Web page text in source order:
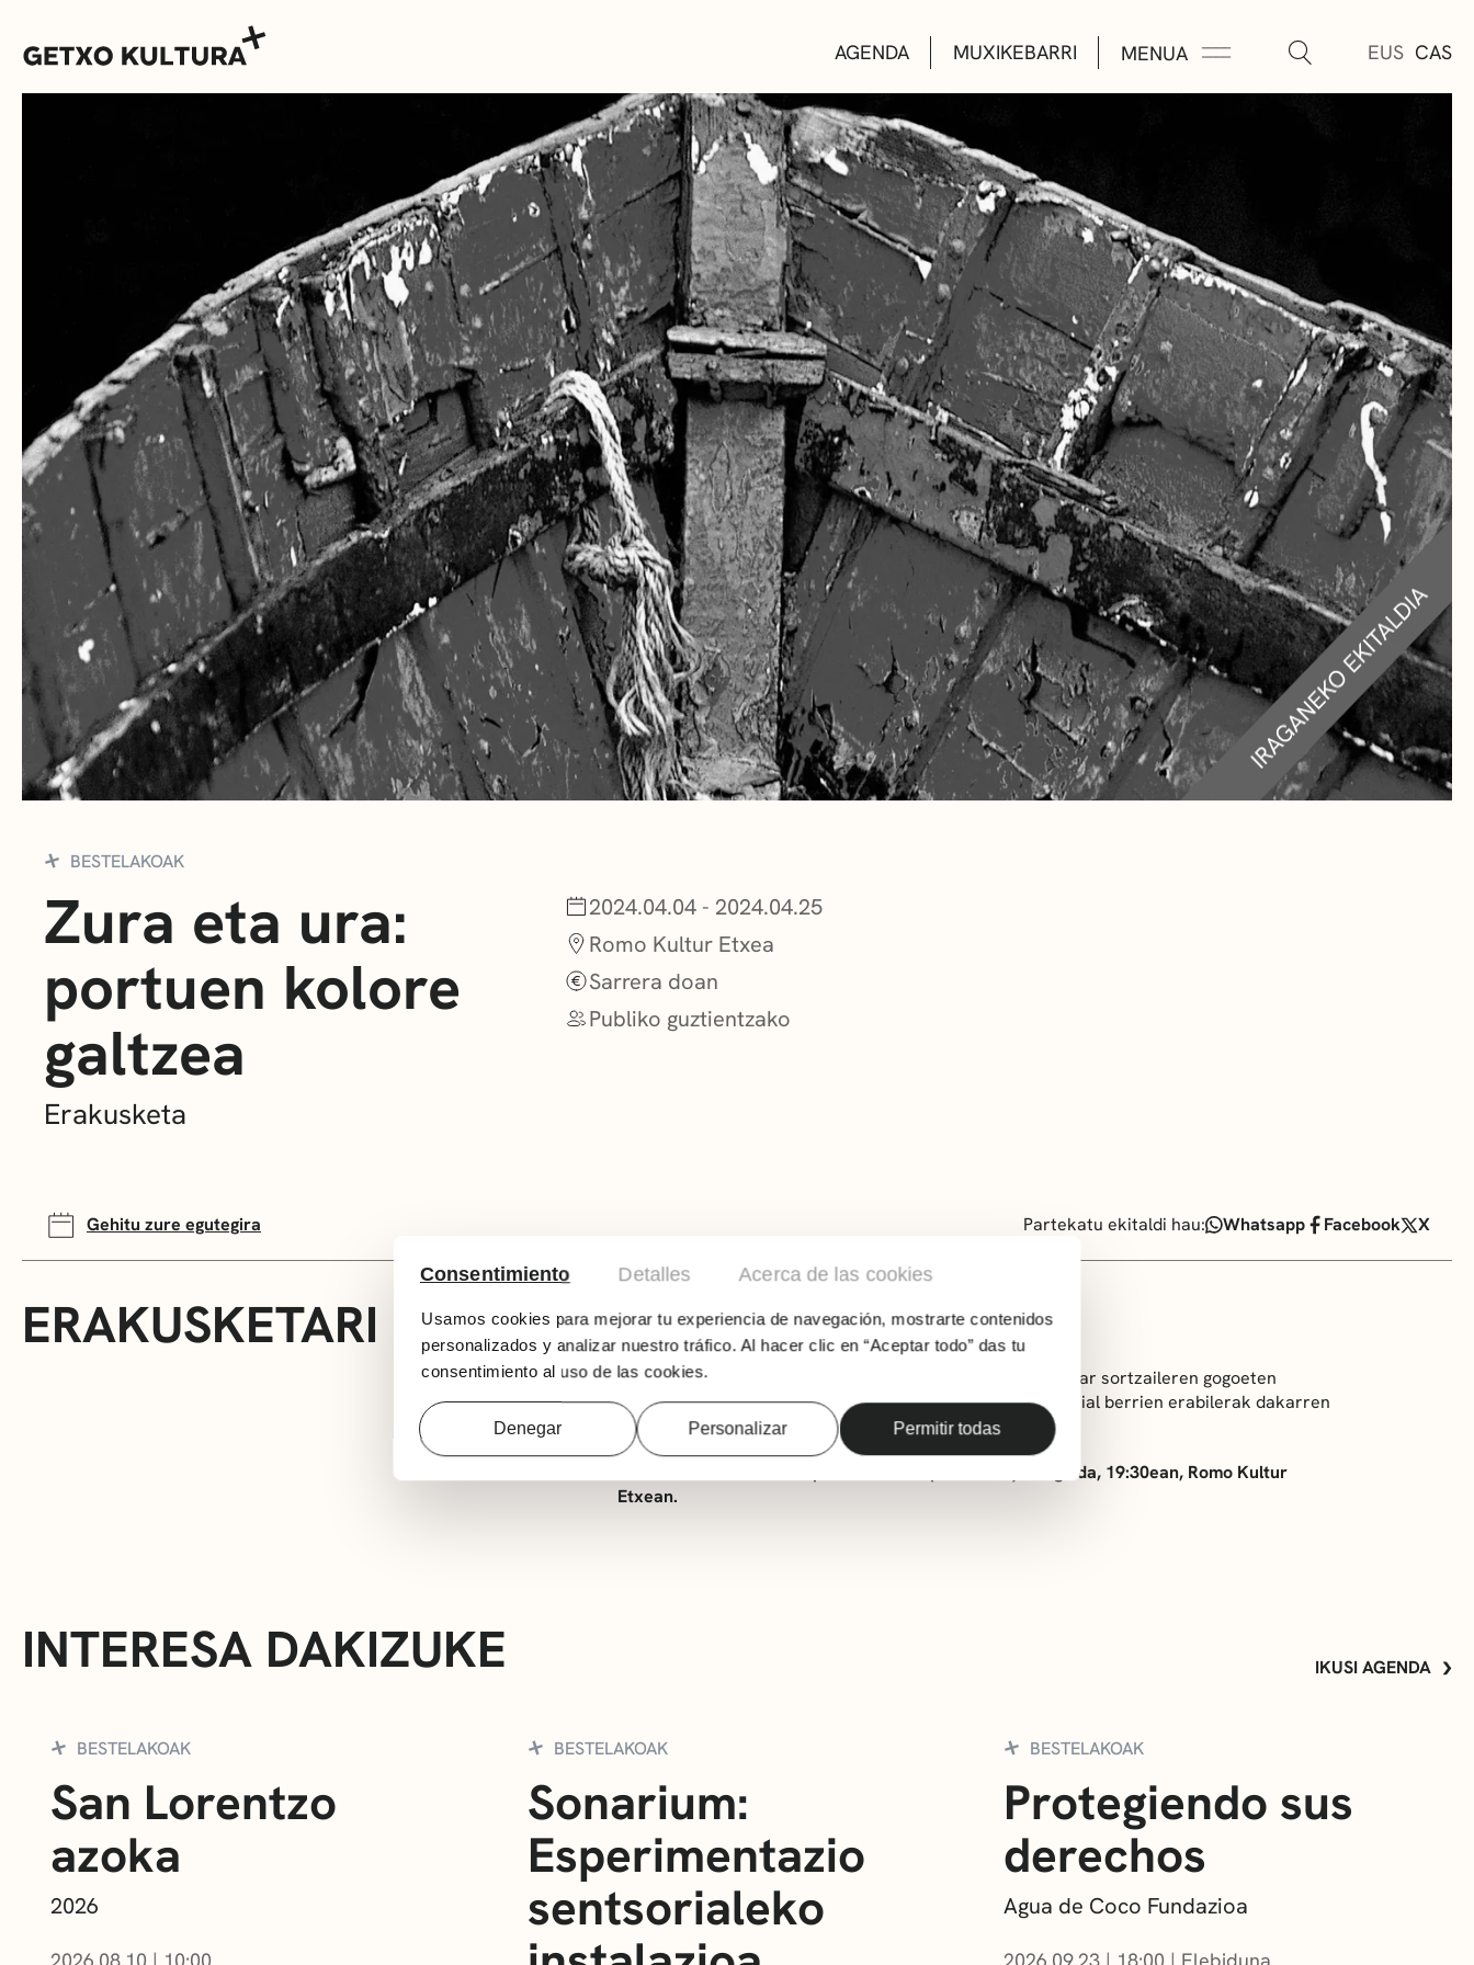
Consentimiento Detalles Acerca de las cookies
Usamos cookies para mejorar tu experiencia de navegación, mostrarte contenidos
personalizados y analizar nuestro tráfico. Al hacer clic en “Aceptar todo” das tu
consentimiento al uso de las cookies.
Denegar Personalizar Permitir todas
AGENDA MUXIKEBARRI MENUA EUS CAS
AGENDA
MUXIKEBARRI
KONTAKTUA
SARRERAK
KULTUR ETXEAK
LIBURUTEGIAK
MUSIKA ESKOLA
DEIALDIAK
BERRIAK
GETXO KULTURA
KULTUR ELKARTEAK
BESTELAKOAK
Zura eta ura:
portuen kolore
galtzea
Erakusketa
2024.04.04 - 2024.04.25
Romo Kultur Etxea
Sarrera doan
Publiko guztientzako
Gehitu zure egutegira Partekatu ekitaldi hau: Whatsapp Facebook X
ERAKUSKETARI BURUZ
Konrado Mugertzaren argazkien eta gure kostaldeko hamar sortzaileren gogoeten
bitartez, ZURA ETA URA erakusketa ontziak egiteko material berrien erabilerak dakarren
kolore eta identitate galtzearen inguruko hausnarketa da.
Solasaldia artistarekin apirilaren 23an (asteartea) izango da, 19:30ean, Romo Kultur
Etxean.
INTERESA DAKIZUKE IKUSI AGENDA
BESTELAKOAK
San Lorentzo
azoka
2026
2026.08.10 | 10:00
BESTELAKOAK
Sonarium:
Esperimentazio
sentsorialeko
BESTELAKOAK
Protegiendo sus
derechos
Agua de Coco Fundazioa
2026.09.23 | 18:00
Elebiduna